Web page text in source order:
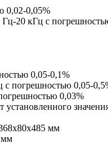
0,02-0,05%
Гц-20 кГц с
0,05-0,1%
с погрешностью 0,05-
0,03%
мм
мм